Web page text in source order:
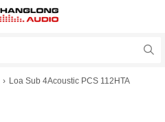
Loa Sub 4Acoustic PCS 112HTA